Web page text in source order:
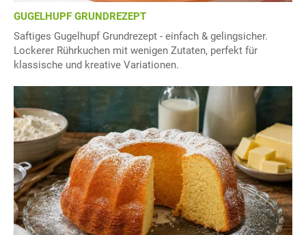
GUGELHUPF GRUNDREZEPT
Saftiges Gugelhupf Grundrezept - einfach & gelingsicher.
Lockerer Rührkuchen mit wenigen Zutaten, perfekt für
klassische und kreative Variationen.